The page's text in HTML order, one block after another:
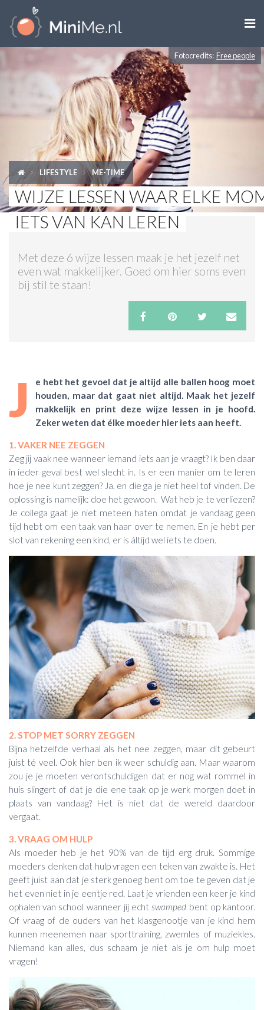

BABY
PEUTER
KIND
LIFESTYLE
SHOPS
ACTIES & KORTING
Fotocredits: Free people
LIFESTYLE ME-TIME
WIJZE LESSEN WAAR ELKE
IETS VAN KAN LEREN
Met deze 6 wijze lessen maak je het jezelf net
even wat makkelijker. Goed om hier soms even
bij stil te staan!
J
e hebt het gevoel dat je altijd alle ballen hoog moet
houden, maar dat gaat niet altijd. Maak het jezelf
makkelijk en print deze wijze lessen in je hoofd.
Zeker weten dat élke moeder hier iets aan heeft.
1. VAKER NEE ZEGGEN
Zeg jij vaak nee wanneer iemand iets aan je vraagt? Ik ben daar
in ieder geval best wel slecht in. Is er een manier om te leren
hoe je nee kunt zeggen? Ja, en die ga je niet heel tof vinden. De
oplossing is namelijk: doe het gewoon. Wat heb je te verliezen?
Je collega gaat je niet meteen haten omdat je vandaag geen
tijd hebt om een taak van haar over te nemen. En je hebt per
slot van rekening een kind, er is áltijd wel iets te doen.
2. STOP MET SORRY ZEGGEN
Bijna hetzelfde verhaal als het nee zeggen, maar dit gebeurt
juist té veel. Ook hier ben ik weer schuldig aan. Maar waarom
zou je je moeten verontschuldigen dat er nog wat rommel in
huis slingert of dat je die ene taak op je werk morgen doet in
plaats van vandaag? Het is niet dat de wereld daardoor
vergaat.
3. VRAAG OM HULP
Als moeder heb je het 90% van de tijd erg druk. Sommige
moeders denken dat hulp vragen een teken van zwakte is. Het
geeft juist aan dat je sterk genoeg bent om toe te geven dat je
het even niet in je eentje red. Laat je vrienden een keer je kind
ophalen van school wanneer jij echtswamped bent op kantoor.
Of vraag of de ouders van het klasgenootje van je kind hem
kunnen meenemen naar sporttraining, zwemles of muziekles.
Niemand kan alles, dus schaam je niet als je om hulp moet
vragen!